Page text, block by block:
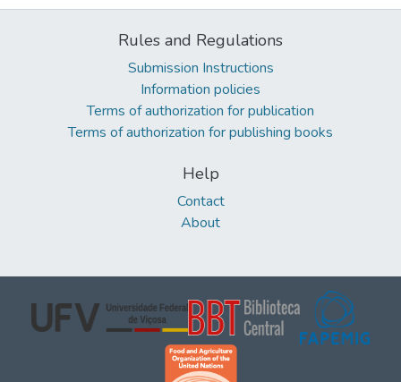
Rules and Regulations
Submission Instructions
Information policies
Terms of authorization for publication
Terms of authorization for publishing books
Help
Contact
About